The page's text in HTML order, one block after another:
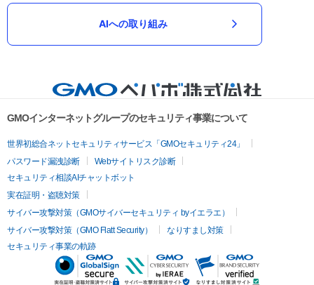
AIへの取り組み
GMOインターネットグループのセキュリティ事業について
世界初総合ネットセキュリティサービス「GMOセキュリティ24」
パスワード漏洩診断
Webサイトリスク診断
セキュリティ相談AIチャットボット
実在証明・盗聴対策
サイバー攻撃対策（GMOサイバーセキュリティ byイエラエ）
サイバー攻撃対策（GMO Flatt Security）
なりすまし対策
セキュリティ事業の軌跡